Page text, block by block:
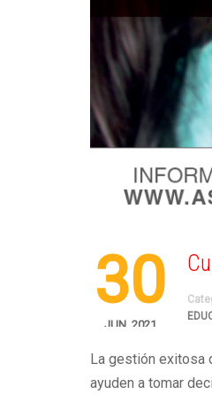
30
JUN, 2021
La gestión exitosa
ayuden a tomar